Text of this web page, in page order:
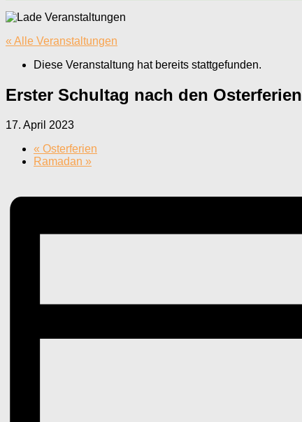
« Alle Veranstaltungen
Diese Veranstaltung hat bereits stattgefunden.
Erster Schultag nach den Osterferien
17. April 2023
« Osterferien
Ramadan »